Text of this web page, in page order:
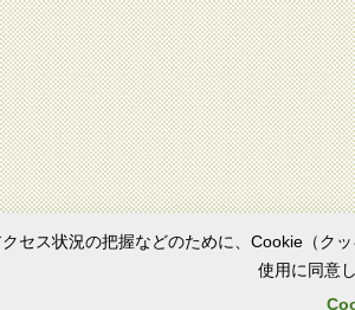
セス状況の把握などのために、Cookie（ク
使用に同意